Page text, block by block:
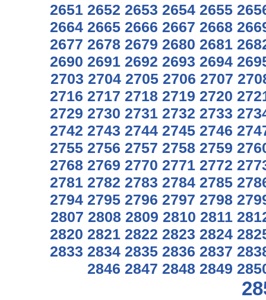
2651 2652 2653 2654 2655
2664 2665 2666 2667 2668
2677 2678 2679 2680 2681
2690 2691 2692 2693 2694
2703 2704 2705 2706 2707
2716 2717 2718 2719 2720
2729 2730 2731 2732 2733
2742 2743 2744 2745 2746
2755 2756 2757 2758 2759
2768 2769 2770 2771 2772
2781 2782 2783 2784 2785
2794 2795 2796 2797 2798
2807 2808 2809 2810 2811
2820 2821 2822 2823 2824
2833 2834 2835 2836 2837
2846 2847 2848 2849